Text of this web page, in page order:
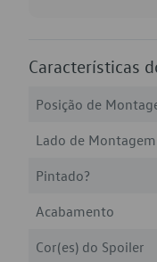
Características
Posição de
Lado de Montagem
Pintado?
Acabamento
Cor(es) do Spoiler